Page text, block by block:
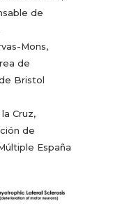
de
Mons,
de
Bristol
Cruz,
de
España